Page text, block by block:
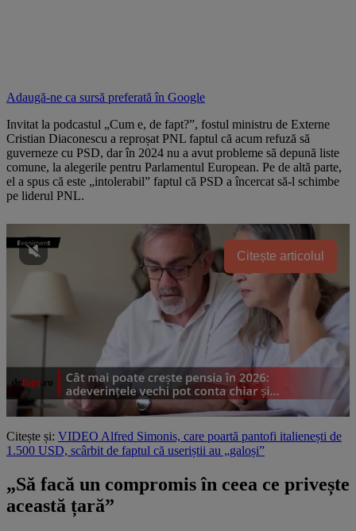
Adaugă-ne ca sursă preferată în Google
Invitat la podcastul „Cum e, de fapt?”, fostul ministru de Externe
Cristian Diaconescu a reproșat PNL faptul că acum refuză să
guverneze cu PSD, dar în 2024 nu a avut probleme să depună liste
comune, la alegerile pentru Parlamentul European. Pe de altă parte,
el a spus că este „intolerabil” faptul că PSD a încercat să-l schimbe
pe liderul PNL.
Citește articolul
Citește și: VIDEO Alfred Simonis, care poartă pantofi italienești de
1.500 USD, scârbit de faptul că useriștii au „galoși”
„Să facă un compromis în ceea ce privește
această țară”